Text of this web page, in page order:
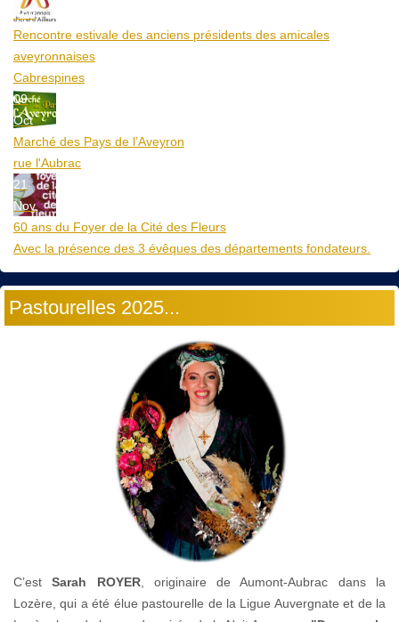
Aoû
Rencontre estivale des anciens présidents des amicales
aveyronnaises
Cabrespines
09
Oct
Marché des Pays de l’Aveyron
rue l'Aubrac
21
Nov
60 ans du Foyer de la Cité des Fleurs
Avec la présence des 3 évêques des départements fondateurs.
Pastourelles 2025...
C’estSarah ROYER, originaire de Aumont-Aubrac dans la
Lozère, qui a été élue pastourelle de la Ligue Auvergnate et de la